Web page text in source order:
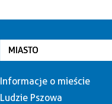
MIASTO
Informacje o mieście
Ludzie Pszowa